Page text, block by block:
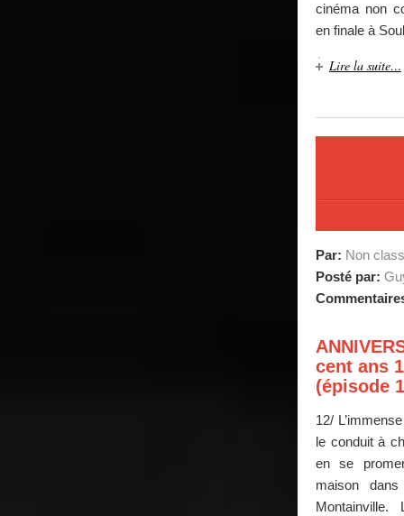
cinéma non
en finale à
Lire la suite…
Par: Non
Posté par:
cent ans
(épisode
12/
le conduit à
en se
maison
Montainville.